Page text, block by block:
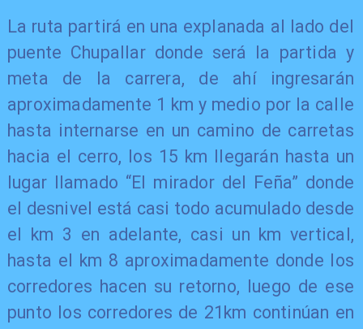
La ruta partirá en una explanada al lado del
puente Chupallar donde será la partida y
meta de la carrera, de ahí ingresarán
aproximadamente 1 km y medio por la calle
hasta internarse en un camino de carretas
hacia el cerro, los 15 km llegarán hasta un
lugar llamado “El mirador del Feña” donde
el desnivel está casi todo acumulado desde
el km 3 en adelante, casi un km vertical,
hasta el km 8 aproximadamente donde los
corredores hacen su retorno, luego de ese
punto los corredores de 21km continúan en